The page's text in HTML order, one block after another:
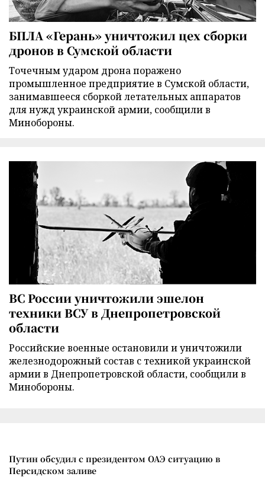
БПЛА «Герань» уничтожил цех сборки
дронов в Сумской области
Точечным ударом дрона поражено
промышленное предприятие в Сумской области,
занимавшееся сборкой летательных аппаратов
для нужд украинской армии, сообщили в
Минобороны.
ВС России уничтожили эшелон
техники ВСУ в Днепропетровской
области
Российские военные остановили и уничтожили
железнодорожный состав с техникой украинской
армии в Днепропетровской области, сообщили в
Минобороны.
Путин обсудил с президентом ОАЭ ситуацию в
Персидском заливе